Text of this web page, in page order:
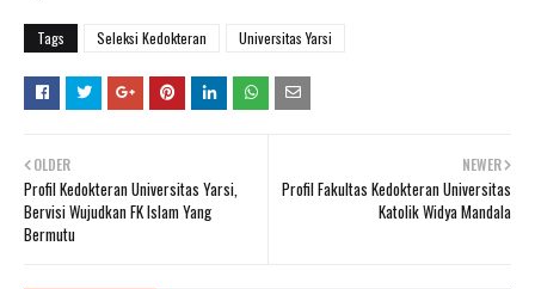
Tags Seleksi Kedokteran Universitas Yarsi
NEWER
Profil Fakultas Kedokteran Universitas
Katolik Widya Mandala
OLDER
Profil Kedokteran Universitas Yarsi,
Bervisi Wujudkan FK Islam Yang
Bermutu